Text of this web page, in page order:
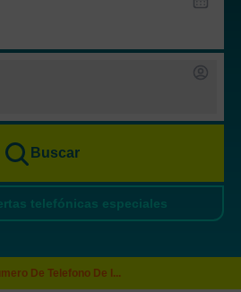
Buscar
telefónicas especiales
De Telefono De I...